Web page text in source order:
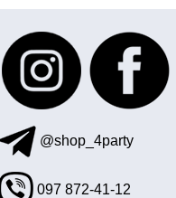
@shop_4party
097 872-41-12